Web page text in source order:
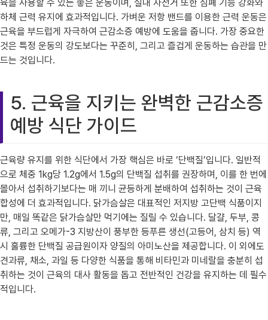
육을 사용할 수 있는 좋은 운동이며, 실내 자전거 또한 심폐 기능 강화와
하체 근력 유지에 효과적입니다. 가벼운 저항 밴드를 이용한 근력 운동은
근육을 부드럽게 자극하여 근감소증 예방에 도움을 줍니다. 가장 중요한
것은 특정 운동의 강도보다는 꾸준히, 그리고 즐겁게 운동하는 습관을 만
드는 것입니다.
5. 근육을 지키는 완벽한 근감소증
예방 식단 가이드
근육량 유지를 위한 식단에서 가장 핵심은 바로 ‘단백질’입니다. 일반적
으로 체중 1kg당 1.2g에서 1.5g의 단백질 섭취를 권장하며, 이를 한 번에
몰아서 섭취하기보다는 매 끼니 균등하게 분배하여 섭취하는 것이 근육
합성에 더 효과적입니다. 닭가슴살은 대표적인 저지방 고단백 식품이지
만, 매일 똑같은 닭가슴살만 먹기에는 질릴 수 있습니다. 달걀, 두부, 콩
류, 그리고 오메가-3 지방산이 풍부한 등푸른 생선(고등어, 삼치 등) 역
시 훌륭한 단백질 공급원이자 양질의 아미노산을 제공합니다. 이 외에도
견과류, 채소, 과일 등 다양한 식품을 통해 비타민과 미네랄을 충분히 섭
취하는 것이 근육의 대사 활동을 돕고 전반적인 건강을 유지하는 데 필수
적입니다.